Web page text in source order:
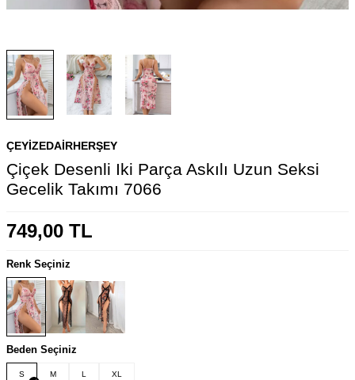
ÇEYIZEDAIRHERŞEY
Çiçek Desenli Iki Parça Askılı Uzun Seksi
Gecelik Takımı 7066
749,00 TL
Renk Seçiniz
Beden Seçiniz
S M L XL